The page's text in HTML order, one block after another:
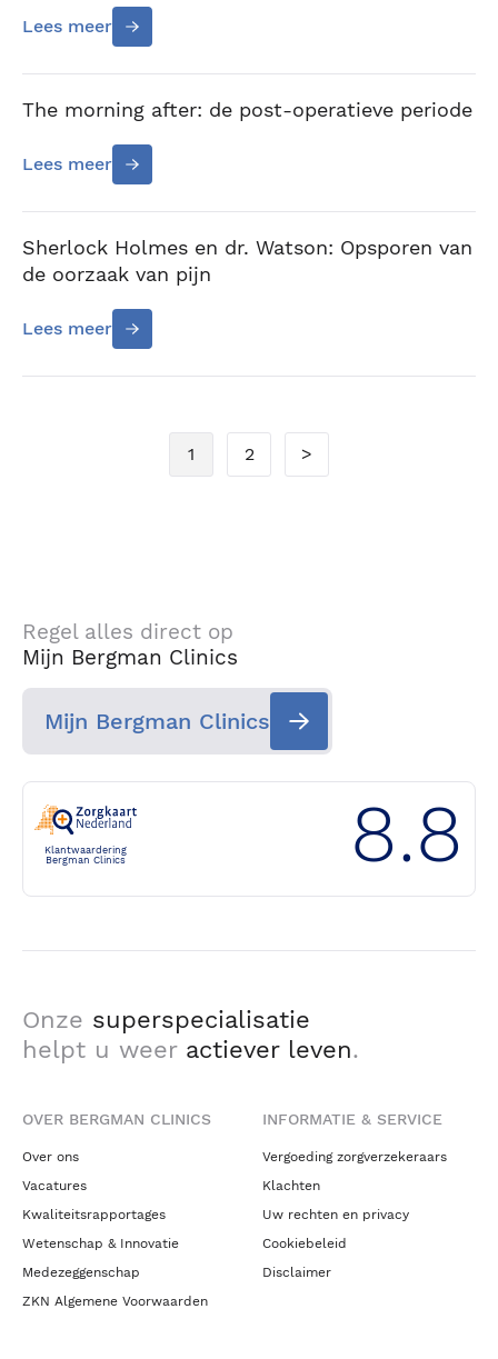
Lees meer
The morning after: de post-operatieve periode
Lees meer
Sherlock Holmes en dr. Watson: Opsporen van
de oorzaak van pijn
Lees meer
1 2 >
Regel alles direct op
Mijn Bergman Clinics
Mijn Bergman Clinics
Klantwaardering
Bergman Clinics
8.8
Onze superspecialisatie
helpt u weer actiever leven.
OVER BERGMAN CLINICS
Over ons
Vacatures
Kwaliteitsrapportages
Wetenschap & Innovatie
Medezeggenschap
ZKN Algemene Voorwaarden
INFORMATIE & SERVICE
Vergoeding zorgverzekeraars
Klachten
Uw rechten en privacy
Cookiebeleid
Disclaimer